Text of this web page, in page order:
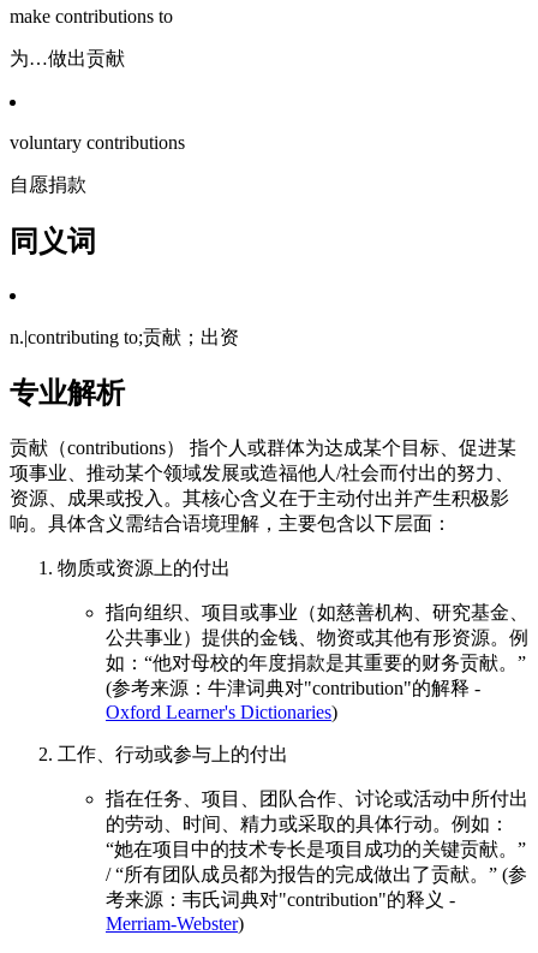
make contributions to
为…做出贡献
voluntary contributions
自愿捐款
同义词
n.|contributing to;贡献；出资
专业解析
贡献（contributions） 指个人或群体为达成某个目标、促进某
项事业、推动某个领域发展或造福他人/社会而付出的努力、
资源、成果或投入。其核心含义在于主动付出并产生积极影
响。具体含义需结合语境理解，主要包含以下层面：
物质或资源上的付出
指向组织、项目或事业（如慈善机构、研究基金、
公共事业）提供的金钱、物资或其他有形资源。例
如：“他对母校的年度捐款是其重要的财务贡献。”
(参考来源：牛津词典对"contribution"的解释 -
Oxford Learner's Dictionaries)
工作、行动或参与上的付出
指在任务、项目、团队合作、讨论或活动中所付出
的劳动、时间、精力或采取的具体行动。例如：
“她在项目中的技术专长是项目成功的关键贡献。”
/ “所有团队成员都为报告的完成做出了贡献。” (参
考来源：韦氏词典对"contribution"的释义 -
Merriam-Webster)